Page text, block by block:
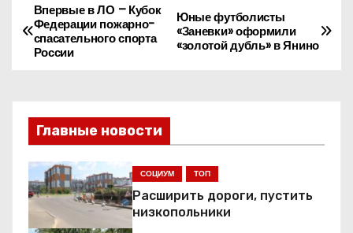
Н
а
и
г
а
ц
Юные футболисты
«Заневки» оформили
«золотой дубль» в Янино
Впервые в ЛО – Кубок
Федерации пожарно-
спасательного спорта
России
Главные новости
СОЦИУМ ТОП
Расширить дороги, пустить
низкопольники